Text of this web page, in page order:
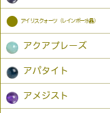
● アイリスクォーツ（レインボー水晶）
アクアプレーズ
アパタイト
アメジスト